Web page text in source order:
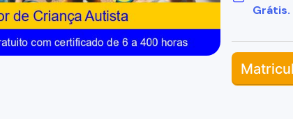
Grátis.